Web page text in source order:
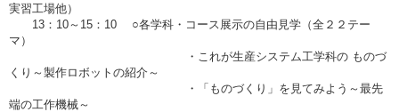
実習工場他）
13：10～15：10 ○各学科・コース展示の自由見学（全２２テー
マ）
・これが生産システム工学科の ものづ
くり～製作ロボットの紹介～
・「ものづくり」を見てみよう～最先
端の工作機械～